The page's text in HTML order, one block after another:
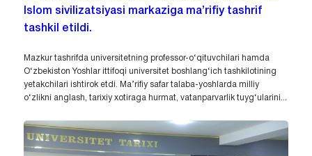
Islom sivilizatsiyasi markaziga ma’rifiy tashrif
tashkil etildi.
Mazkur tashrifda universitetning professor-o‘qituvchilari hamda
O‘zbekiston Yoshlar ittifoqi universitet boshlang‘ich tashkilotining
yetakchilari ishtirok etdi. Ma’rifiy safar talaba-yoshlarda milliy
o‘zlikni anglash, tarixiy xotiraga hurmat, vatanparvarlik tuyg‘ularini...